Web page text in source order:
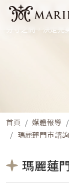
媒體報
分寸之間，決定完
首頁 媒體報導
瑪麗蓮門市諮
瑪麗蓮